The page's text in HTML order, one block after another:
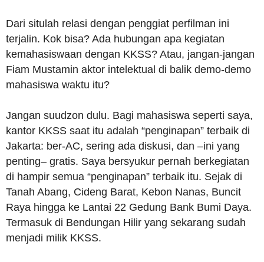
Dari situlah relasi dengan penggiat perfilman ini
terjalin. Kok bisa? Ada hubungan apa kegiatan
kemahasiswaan dengan KKSS? Atau, jangan-jangan
Fiam Mustamin aktor intelektual di balik demo-demo
mahasiswa waktu itu?
Jangan suudzon dulu. Bagi mahasiswa seperti saya,
kantor KKSS saat itu adalah “penginapan” terbaik di
Jakarta: ber-AC, sering ada diskusi, dan –ini yang
penting– gratis. Saya bersyukur pernah berkegiatan
di hampir semua “penginapan” terbaik itu. Sejak di
Tanah Abang, Cideng Barat, Kebon Nanas, Buncit
Raya hingga ke Lantai 22 Gedung Bank Bumi Daya.
Termasuk di Bendungan Hilir yang sekarang sudah
menjadi milik KKSS.